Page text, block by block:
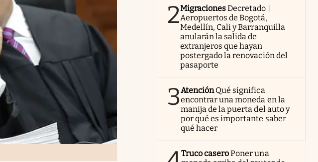
2MigracionesDecretado |
Aeropuertos de Bogotá,
Medellín, Cali y Barranquilla
anularán la salida de
extranjeros que hayan
postergado la renovación del
pasaporte
3AtenciónQué significa
encontrar una moneda en la
manija de la puerta del auto y
por qué es importante saber
qué hacer
Truco caseroPoner una